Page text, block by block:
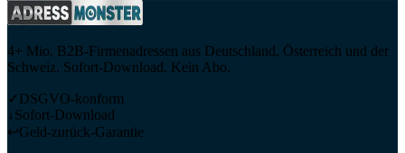
4+ Mio. B2B-Firmenadressen aus Deutschland, Österreich und der
Schweiz. Sofort-Download. Kein Abo.
✓ DSGVO-konform
↓Sofort-Download
↩Geld-zurück-Garantie